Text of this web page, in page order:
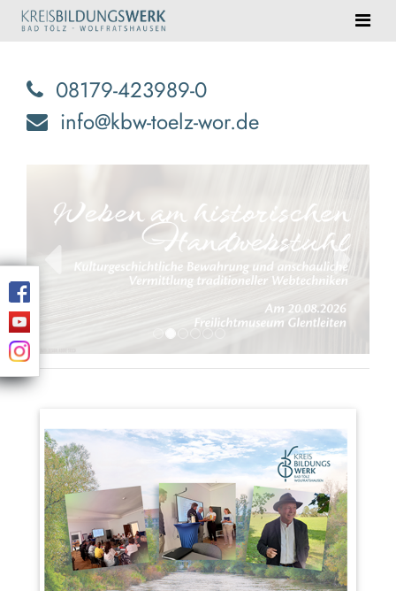
08179-423989-0
info@kbw-toelz-wor.de
zurück weiter